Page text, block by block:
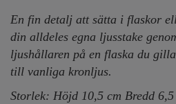
En fin detalj att sätta i flaskor
din alldeles egna ljusstake
ljushållaren på en flaska du
till vanliga kronljus.
Storlek: Höjd 10,5 cm Bredd 6,5